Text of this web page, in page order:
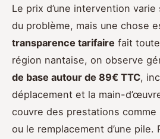
Le prix d’une intervention
du problème, mais une chose
transparence tarifaire fait
région nantaise, on observe
de base autour de 89€ TTC,
déplacement et la main-
couvre des prestations comme
ou le remplacement d’une pile.